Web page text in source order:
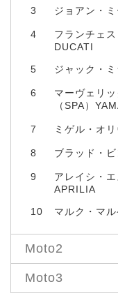
3 ジョアン・
4
フランチェ
DUCATI
5 ジャック・
6
マーヴェリ
（SPA）
7 ミゲル・オ
8 ブラッド・
9
アレイシ・エ
APRILIA
10 マルク・マ
Moto2
Moto3